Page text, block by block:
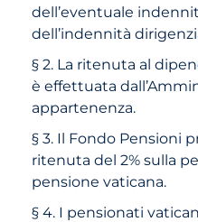
dell’eventuale
dell’indennità
§ 2. La ritenuta al
è effettuata
appartenenza.
§ 3. Il Fondo Pensioni
ritenuta del 2% sulla
pensione vaticana.
§ 4. I pensionati